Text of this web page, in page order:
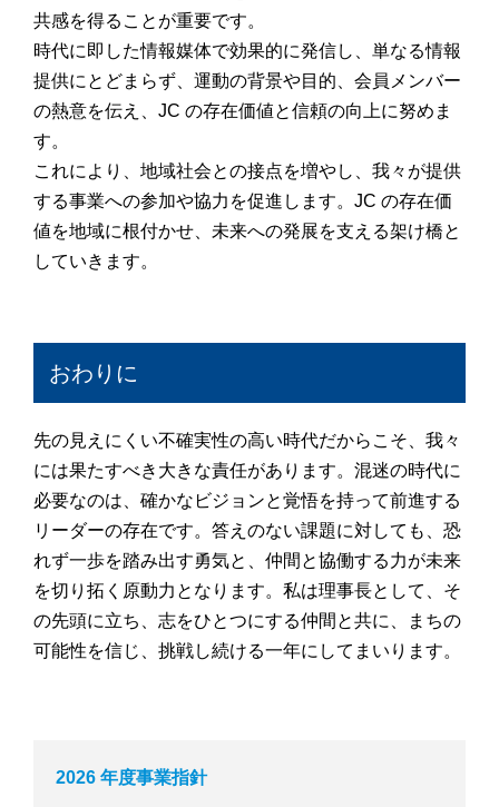
共感を得ることが重要です。
時代に即した情報媒体で効果的に発信し、単なる情報
提供にとどまらず、運動の背景や目的、会員メンバー
の熱意を伝え、JC の存在価値と信頼の向上に努めま
す。
これにより、地域社会との接点を増やし、我々が提供
する事業への参加や協力を促進します。JC の存在価
値を地域に根付かせ、未来への発展を支える架け橋と
していきます。
おわりに
先の見えにくい不確実性の高い時代だからこそ、我々
には果たすべき大きな責任があります。混迷の時代に
必要なのは、確かなビジョンと覚悟を持って前進する
リーダーの存在です。答えのない課題に対しても、恐
れず一歩を踏み出す勇気と、仲間と協働する力が未来
を切り拓く原動力となります。私は理事長として、そ
の先頭に立ち、志をひとつにする仲間と共に、まちの
可能性を信じ、挑戦し続ける一年にしてまいります。
2026 年度事業指針